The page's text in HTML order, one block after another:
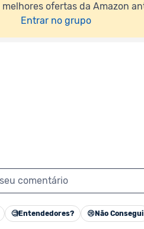
melhores ofertas da Amazon
Entrar no grupo
comentário
🧐Entendedores? 😢 Não Consegui